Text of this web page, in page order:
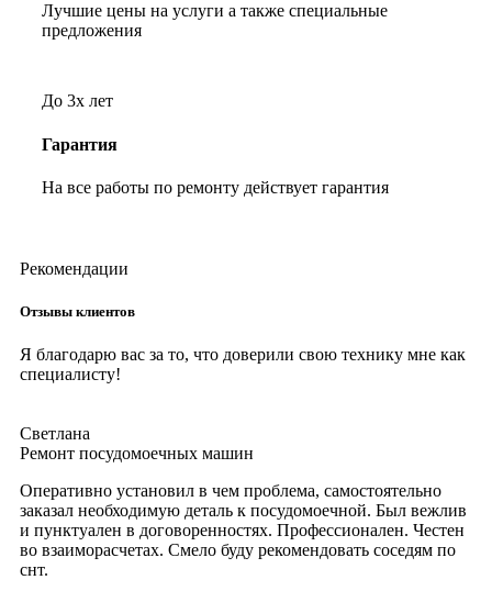
Лучшие цены на услуги а также специальные
предложения
До 3х лет
Гарантия
На все работы по ремонту действует гарантия
Рекомендации
Отзывы клиентов
Я благодарю вас за то, что доверили свою технику мне как
специалисту!
Светлана
Ремонт посудомоечных машин
Оперативно установил в чем проблема, самостоятельно
заказал необходимую деталь к посудомоечной. Был вежлив
и пунктуален в договоренностях. Профессионален. Честен
во взаиморасчетах. Смело буду рекомендовать соседям по
снт.